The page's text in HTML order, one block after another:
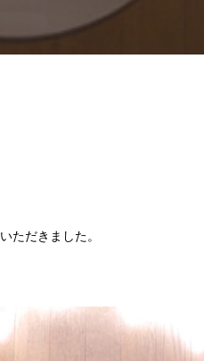
ただきました。